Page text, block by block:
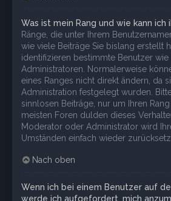
Was ist mein Rang und wie kann ich
Ränge, die unter Ihrem
wie viele Beiträge Sie bislang erstellt
identifizieren bestimmte Benutzer
Administratoren. Normalerweise
eines Ranges nicht direkt ändern, da
Administration festgelegt wurden.
sinnlosen Beiträge, nur um Ihren
meisten Foren dulden dieses
Moderator oder Administrator wird
Umständen einfach wieder
Nach oben
Wenn ich bei einem Benutzer auf
werde ich aufgefordert, mich